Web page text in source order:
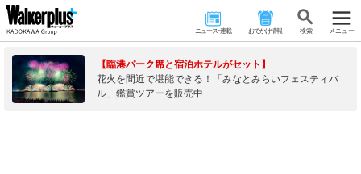
ニュース･連載 おでかけ情報 検 索 メニュー
【臨港パーク席と宿泊ホテルがセット】
花火を間近で堪能できる！「みなとみらいフェスティバ
ル」鑑賞ツアーを販売中